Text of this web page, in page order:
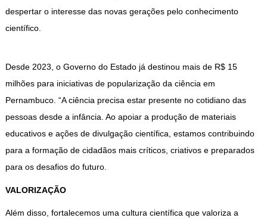
despertar o interesse das novas gerações pelo conhecimento
científico.
Desde 2023, o Governo do Estado já destinou mais de R$ 15
milhões para iniciativas de popularização da ciência em
Pernambuco. “A ciência precisa estar presente no cotidiano das
pessoas desde a infância. Ao apoiar a produção de materiais
educativos e ações de divulgação científica, estamos contribuindo
para a formação de cidadãos mais críticos, criativos e preparados
para os desafios do futuro.
VALORIZAÇÃO
Além disso, fortalecemos uma cultura científica que valoriza a